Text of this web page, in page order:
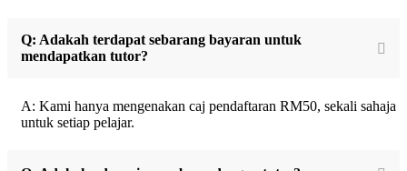
Q: Adakah terdapat sebarang bayaran untuk
mendapatkan tutor?
A: Kami hanya mengenakan caj pendaftaran RM50, sekali sahaja
untuk setiap pelajar.